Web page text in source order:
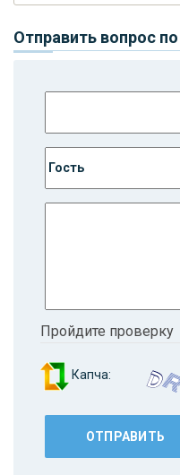
Отправить вопрос
Пройдите проверку
Капча: